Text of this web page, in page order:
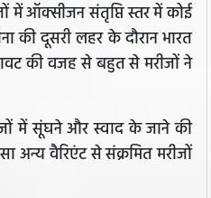
में ऑक्सीजन संतृप्ति स्तर में कोई
की दूसरी लहर के दौरान भारत
की वजह से बहुत से मरीजों ने
में सूंघने और स्वाद के जाने की
अन्य वैरिएंट से संक्रमित मरीजों